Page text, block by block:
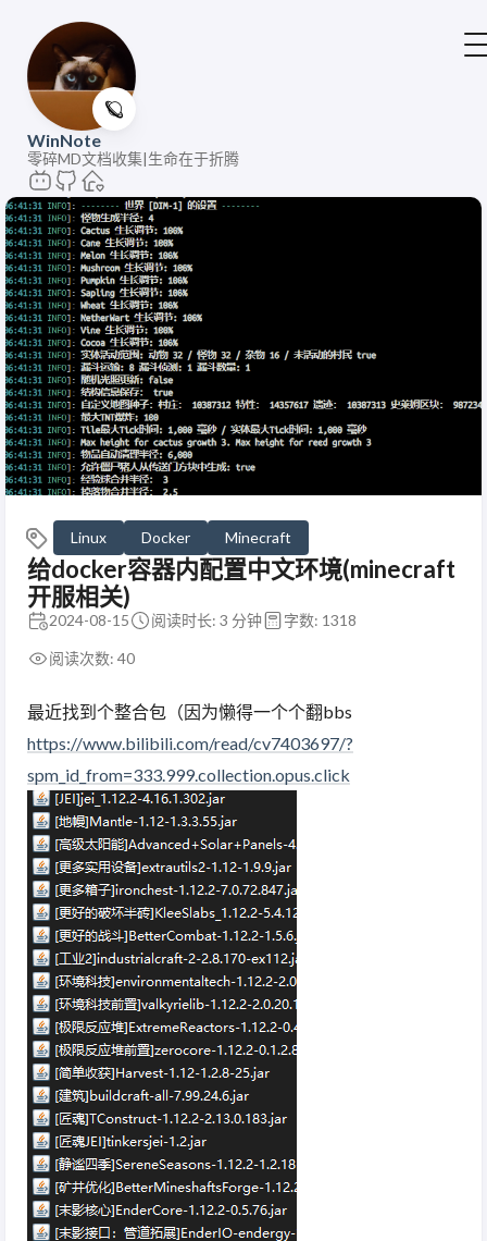
🪐
WinNote
零碎MD文档收集|生命在于折腾
Linux Docker Minecraft
给docker容器内配置中文环境(minecraft
开服相关)
2024-08-15 阅读时长: 3 分钟 字数: 1318
阅读次数: 40
最近找到个整合包（因为懒得一个个翻bbs
https://www.bilibili.com/read/cv7403697/?
spm_id_from=333.999.collection.opus.click